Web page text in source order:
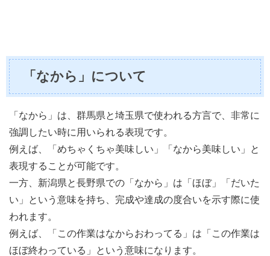
「なから」について
「なから」は、群馬県と埼玉県で使われる方言で、非常に
強調したい時に用いられる表現です。
例えば、「めちゃくちゃ美味しい」「なから美味しい」と
表現することが可能です。
一方、新潟県と長野県での「なから」は「ほぼ」「だいた
い」という意味を持ち、完成や達成の度合いを示す際に使
われます。
例えば、「この作業はなからおわってる」は「この作業は
ほぼ終わっている」という意味になります。